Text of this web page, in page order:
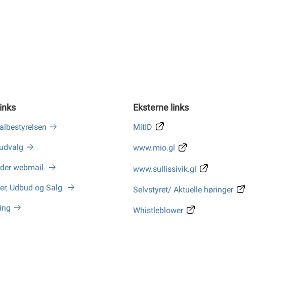
webmail
Udbud og Salg
Eksterne links
MitID
www.mio.gl
www.sullissivik.gl
Selvstyret/ Aktuelle høringer
Whistleblower